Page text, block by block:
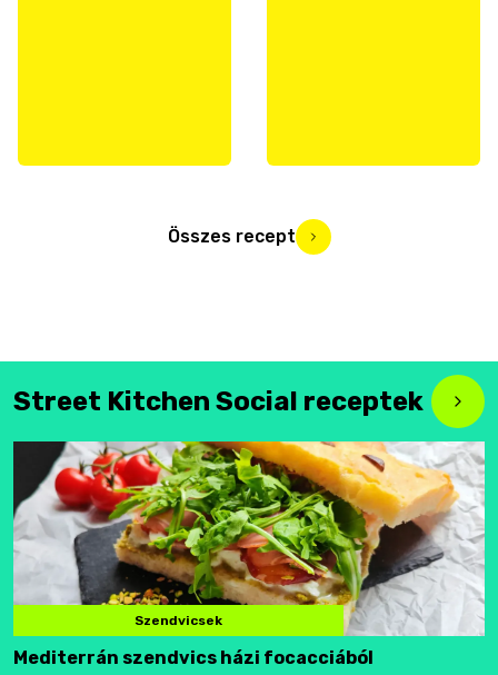
Összes recept
Street Kitchen Social receptek
Szendvicsek
Mediterrán szendvics házi focacciából